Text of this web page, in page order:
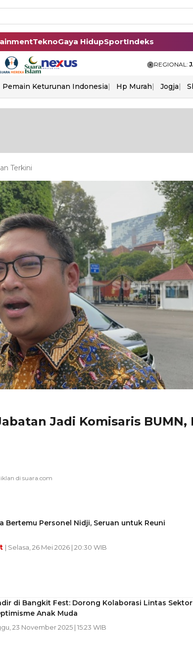
TeknoGaya HidupSportIndeks
REGIONAL:
Pemain Keturunan Indonesia Hp Murah Jogja
Terkini
Jadi Komisaris BUMN,
Bertemu Personel Nidji, Seruan untuk Reuni
| Selasa, 26 Mei 2026 | 20:30 WIB
di Bangkit Fest: Dorong Kolaborasi Lintas Sektor
Anak Muda
23 November 2025 | 15:23 WIB